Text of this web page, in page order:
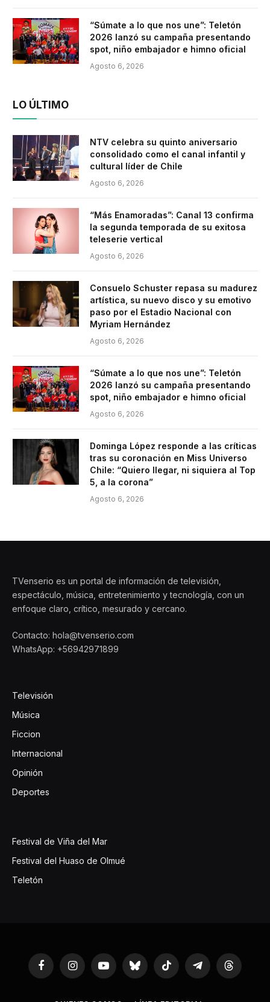
“Súmate a lo que nos une”: Teletón
2026 lanzó su campaña presentando
spot, niño embajador e himno oficial
Agosto 6, 2026
LO ÚLTIMO
NTV celebra su quinto aniversario
consolidado como el canal infantil y
cultural líder de Chile
Agosto 6, 2026
“Más Enamoradas”: Canal 13 confirma
la segunda temporada de su exitosa
teleserie vertical
Agosto 6, 2026
Consuelo Schuster repasa su madurez
artística, su nuevo disco y su emotivo
paso por el Estadio Nacional con
Myriam Hernández
Agosto 6, 2026
“Súmate a lo que nos une”: Teletón
2026 lanzó su campaña presentando
spot, niño embajador e himno oficial
Agosto 6, 2026
Dominga López responde a las críticas
tras su coronación en Miss Universo
Chile: “Quiero llegar, ni siquiera al Top
5, a la corona”
Agosto 6, 2026
TVenserio es un portal de información de televisión,
espectáculo, música, entretenimiento y tecnología, con un
enfoque claro, crítico, mesurado y cercano.
Contacto: hola@tvenserio.com
WhatsApp: +56942971899
Televisión
Música
Ficcion
Internacional
Opinión
Deportes
Festival de Viña del Mar
Festival del Huaso de Olmué
Teletón
FacebookInstagramYouTubeBluesky TikTok TelegramThreads